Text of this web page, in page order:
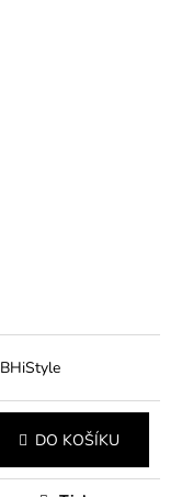
BHiStyle
DO KOŠÍKU